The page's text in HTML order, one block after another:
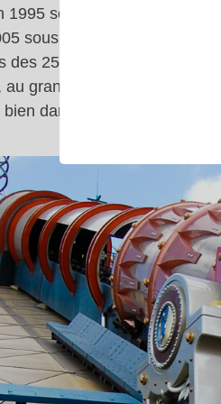
1995 sous le nom de Space
sous le nom de Space
des 25 ans de Disneyland
au grand dam des fans de
dans le Discoveryland